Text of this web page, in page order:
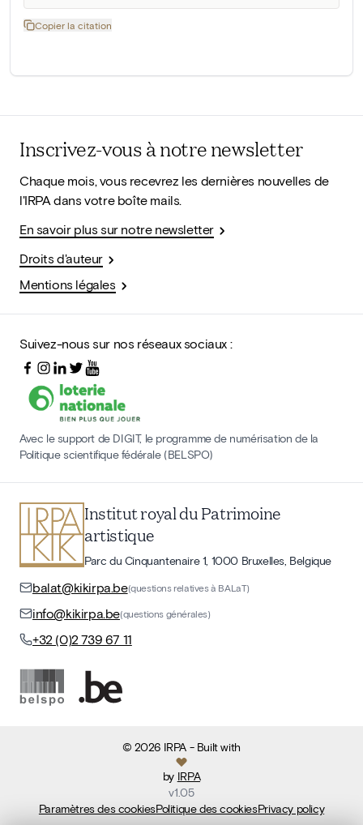
Copier la citation
Inscrivez-vous à notre newsletter
Chaque mois, vous recevrez les dernières nouvelles de
l'IRPA dans votre boîte mails.
En savoir plus sur notre newsletter
Droits d'auteur
Mentions légales
Suivez-nous sur nos réseaux sociaux :
Avec le support de DIGIT, le programme de numérisation de la
Politique scientifique fédérale (BELSPO)
Institut royal du Patrimoine
artistique
Parc du Cinquantenaire 1, 1000 Bruxelles, Belgique
balat@kikirpa.be(questions relatives à BALaT)
info@kikirpa.be(questions générales)
+32 (0)2 739 67 11
©2026 IRPA- Built with
by IRPA
v1.05
Paramètres des cookiesPolitique des cookiesPrivacy policy